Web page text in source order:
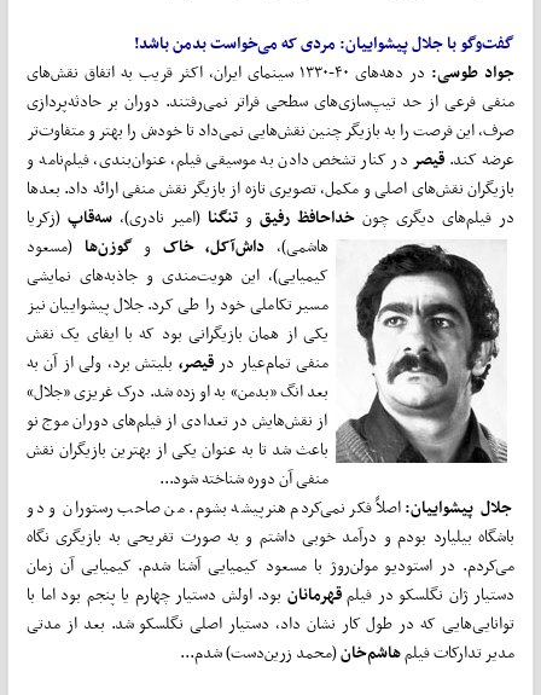
گفت‌وگو با جلال پیشواییان: مردی که می‌خواست بدمن باشد!
جواد طوسی:
در دهه‌های ۴۰-۱۳۳۰ سینمای ایران، اکثر قریب به اتفاق نقش‌های
منفی فرعی از حد تیپ‌سازی‌های سطحی فراتر نمی‌رفتند. دوران بر حادثه‌پردازی
صرف، این فرصت را به بازیگر چنین نقش‌هایی نمی‌داد تا خودش را بهتر و متفاوت‌تر
عرضه کند. قیصردر کنار تشخص دادن به موسیقی فیلم، عنوان‌بندی، فیلم‌نامه و
بازیگران نقش‌‌های اصلی و مکمل، تصویری تازه از بازیگر نقش منفی ارائه داد. بعدها
در فیلم‌های دیگری چون خداحافظ رفیقو تنگنا(امیر نادری)، سه‌قاپ(زکریا
هاشمی)، داش‌آکل، خاکو گوزن‌ها(مسعود
کیمیایی)، این هویت‌مندی و جاذبه‌های نمایشی
مسیر تکاملی خود را طی کرد. جلال پیشواییان نیز
یکی از همان بازیگرانی بود که با ایفای یک نقش
منفی تمام‌عیار در قیصر،بلیتش برد، ولی از آن به
بعد انگ «بدمن» به او زده شد. درک غریزی «جلال»
از نقش‌هایش در تعدادی از فیلم‌های دوران موج نو
باعث شد تا به عنوان یکی از بهترین بازیگران نقش
منفی آن دوره شناخته شود...
جلال پیشواییان:اصلاً فکر نمی‌کردم هنرپیشه بشوم. من صاحب رستوران و دو
باشگاه بیلیارد بودم و درآمد خوبی داشتم و به‌ صورت تفریحی به بازیگری نگاه
می‌کردم. در استودیو مولن‌روژ با مسعود کیمیایی آشنا شدم. کیمیایی آن زمان
دستیار ژان نگلسکو در فیلمقهرمانانبود. اولش دستیار چهارم یا پنجم بود اما با
توانایی‌هایی که در طول کار نشان داد، دستیار اصلی نگلسکو شد. بعد از مدتی
مدیر تدارکات فیلمهاشم‌خان(محمد زرین‌دست) شدم...